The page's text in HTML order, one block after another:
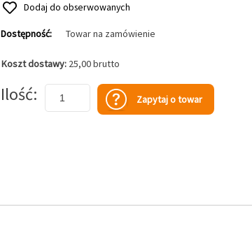
Dodaj do obserwowanych
Dostępność: Towar na zamówienie
Koszt dostawy: 25,00 brutto
Ilość Zapytaj o towar